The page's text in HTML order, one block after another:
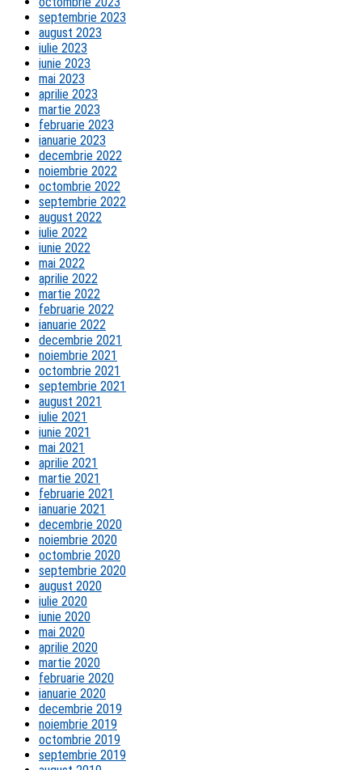
septembrie 2023
august 2023
iulie 2023
iunie 2023
mai 2023
aprilie 2023
martie 2023
februarie 2023
ianuarie 2023
decembrie 2022
noiembrie 2022
octombrie 2022
septembrie 2022
august 2022
iulie 2022
iunie 2022
mai 2022
aprilie 2022
martie 2022
februarie 2022
ianuarie 2022
decembrie 2021
noiembrie 2021
octombrie 2021
septembrie 2021
august 2021
iulie 2021
iunie 2021
mai 2021
aprilie 2021
martie 2021
februarie 2021
ianuarie 2021
decembrie 2020
noiembrie 2020
octombrie 2020
septembrie 2020
august 2020
iulie 2020
iunie 2020
mai 2020
aprilie 2020
martie 2020
februarie 2020
ianuarie 2020
decembrie 2019
noiembrie 2019
octombrie 2019
septembrie 2019